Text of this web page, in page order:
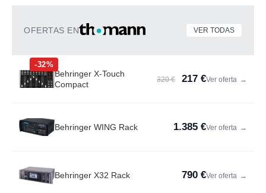
OFERTAS EN VER TODAS
-32%
Behringer X-Touch
Compact
320 € 217 €Ver oferta →
Behringer WING Rack 1.385 €Ver oferta →
Behringer X32 Rack 790 €Ver oferta →